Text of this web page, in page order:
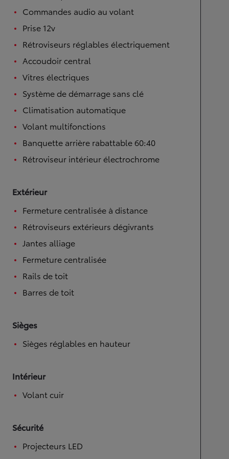
Commandes audio au volant
Prise 12v
Rétroviseurs réglables électriquement
Accoudoir central
Vitres électriques
Système de démarrage sans clé
Climatisation automatique
Volant multifonctions
Banquette arrière rabattable 60:40
Rétroviseur intérieur électrochrome
Extérieur
Fermeture centralisée à distance
Rétroviseurs extérieurs dégivrants
Jantes alliage
Fermeture centralisée
Rails de toit
Barres de toit
Sièges
Sièges réglables en hauteur
Intérieur
Volant cuir
Sécurité
Projecteurs LED